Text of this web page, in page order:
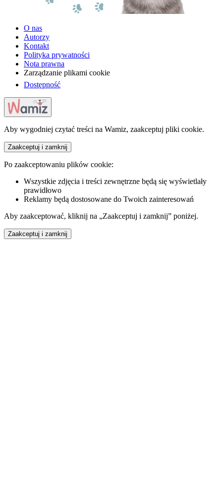
O nas
Autorzy
Kontakt
Polityka prywatności
Nota prawna
Zarządzanie plikami cookie
Dostępność
Aby wygodniej czytać treści na Wamiz, zaakceptuj pliki cookie.
Zaakceptuj i zamknij
Po zaakceptowaniu plików cookie:
Wszystkie zdjęcia i treści zewnętrzne będą się wyświetlały
prawidłowo
Reklamy będą dostosowane do Twoich zainteresowań
Aby zaakceptować, kliknij na „Zaakceptuj i zamknij” poniżej.
Zaakceptuj i zamknij